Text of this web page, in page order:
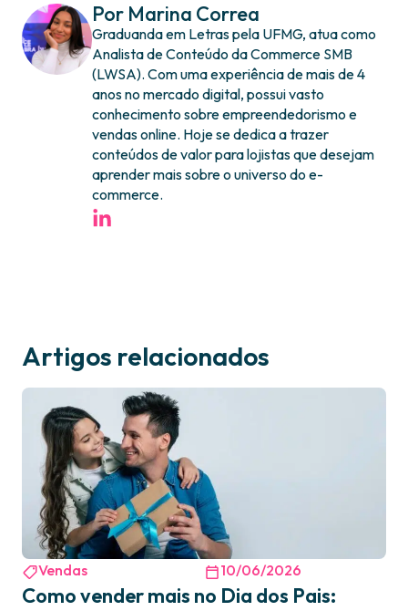
Por Marina Correa
Graduanda em Letras pela UFMG, atua como
Analista de Conteúdo da Commerce SMB
(LWSA). Com uma experiência de mais de 4
anos no mercado digital, possui vasto
conhecimento sobre empreendedorismo e
vendas online. Hoje se dedica a trazer
conteúdos de valor para lojistas que desejam
aprender mais sobre o universo do e-
commerce.
Artigos relacionados
Vendas 10/06/2026
Como vender mais no Dia dos Pais: